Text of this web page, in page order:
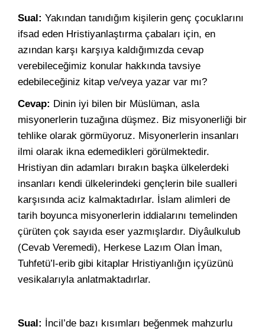
Sual: Yakından tanıdığım kişilerin genç çocuklarını
ifsad eden Hristiyanlaştırma çabaları için, en
azından karşı karşıya kaldığımızda cevap
verebileceğimiz konular hakkında tavsiye
edebileceğiniz kitap ve/veya yazar var mı?
Cevap: Dinin iyi bilen bir Müslüman, asla
misyonerlerin tuzağına düşmez. Biz misyonerliği bir
tehlike olarak görmüyoruz. Misyonerlerin insanları
ilmi olarak ikna edemedikleri görülmektedir.
Hristiyan din adamları bırakın başka ülkelerdeki
insanları kendi ülkelerindeki gençlerin bile sualleri
karşısında aciz kalmaktadırlar. İslam alimleri de
tarih boyunca misyonerlerin iddialarını temelinden
çürüten çok sayıda eser yazmışlardır. Diyâulkulub
(Cevab Veremedi), Herkese Lazım Olan İman,
Tuhfetü’l-erib gibi kitaplar Hristiyanlığın içyüzünü
vesikalarıyla anlatmaktadırlar.
Sual: İncil’de bazı kısımları beğenmek mahzurlu